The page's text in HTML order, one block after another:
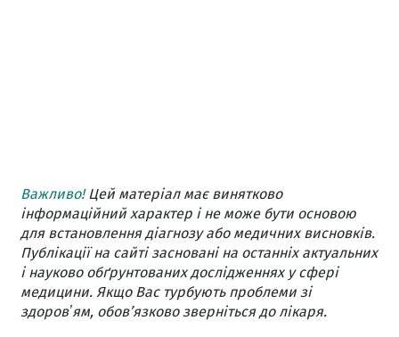
Важливо!Цей матеріал має винятково
інформаційний характер і не може бути основою
для встановлення діагнозу або медичних висновків.
Публікації на сайті засновані на останніх актуальних
і науково обґрунтованих дослідженнях у сфері
медицини. Якщо Вас турбують проблеми зі
здоровʼям, обов’язково зверніться до лікаря.